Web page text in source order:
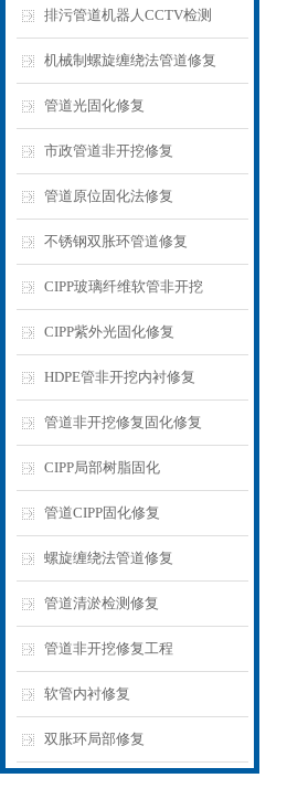
排污管道机器人CCTV检测
机械制螺旋缠绕法管道修复
管道光固化修复
市政管道非开挖修复
管道原位固化法修复
不锈钢双胀环管道修复
CIPP玻璃纤维软管非开挖
CIPP紫外光固化修复
HDPE管非开挖内衬修复
管道非开挖修复固化修复
CIPP局部树脂固化
管道CIPP固化修复
螺旋缠绕法管道修复
管道清淤检测修复
管道非开挖修复工程
软管内衬修复
双胀环局部修复